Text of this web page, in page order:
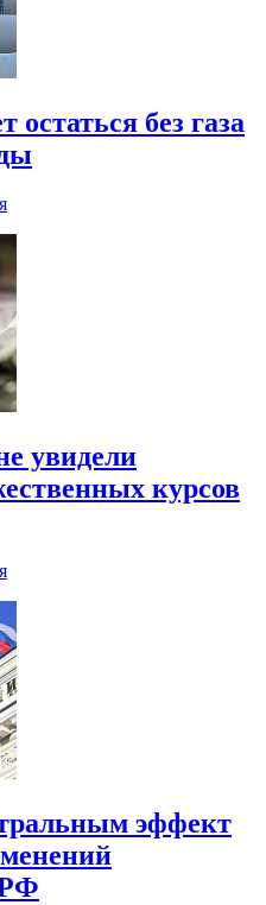
остаться без газа
увидели
курсов
эффект